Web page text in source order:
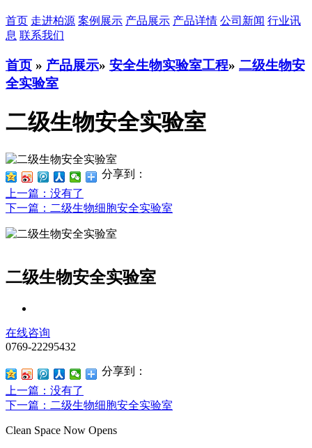
首页 走进柏源 案例展示 产品展示 产品详情 公司新闻 行业讯
息 联系我们
首页 » 产品展示» 安全生物实验室工程» 二级生物安
全实验室
二级生物安全实验室
分享到：
上一篇 ：没有了
下一篇 ：二级生物细胞安全实验室
二级生物安全实验室
在线咨询
0769-22295432
分享到：
上一篇 ：没有了
下一篇 ：二级生物细胞安全实验室
Clean Space Now Opens